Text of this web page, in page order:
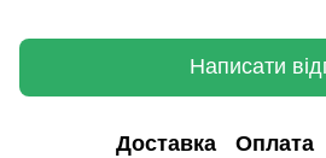
Написати
Доставка Оплата